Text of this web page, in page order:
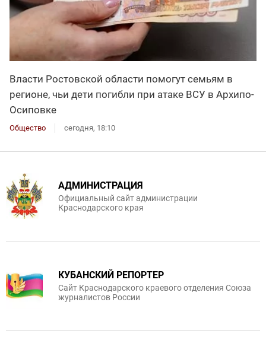
Власти Ростовской области помогут семьям в
регионе, чьи дети погибли при атаке ВСУ в Архипо-
Осиповке
Общество сегодня, 18:10
АДМИНИСТРАЦИЯ
Официальный сайт администрации
Краснодарского края
КУБАНСКИЙ РЕПОРТЕР
Сайт Краснодарского краевого отделения Союза
журналистов России